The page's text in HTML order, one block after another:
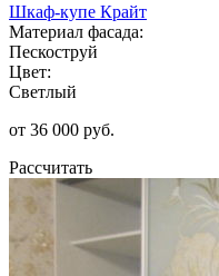
Шкаф-купе Крайт
Материал фасада:
Пескоструй
Цвет:
Светлый
от 36 000 руб.
Рассчитать